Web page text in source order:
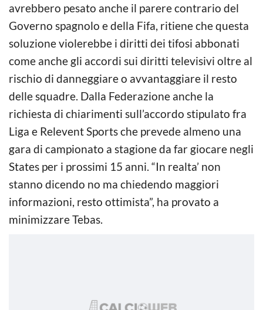
avrebbero pesato anche il parere contrario del
Governo spagnolo e della Fifa, ritiene che questa
soluzione violerebbe i diritti dei tifosi abbonati
come anche gli accordi sui diritti televisivi oltre al
rischio di danneggiare o avvantaggiare il resto
delle squadre. Dalla Federazione anche la
richiesta di chiarimenti sull’accordo stipulato fra
Liga e Relevent Sports che prevede almeno una
gara di campionato a stagione da far giocare negli
States per i prossimi 15 anni. “In realta’ non
stanno dicendo no ma chiedendo maggiori
informazioni, resto ottimista”, ha provato a
minimizzare Tebas.